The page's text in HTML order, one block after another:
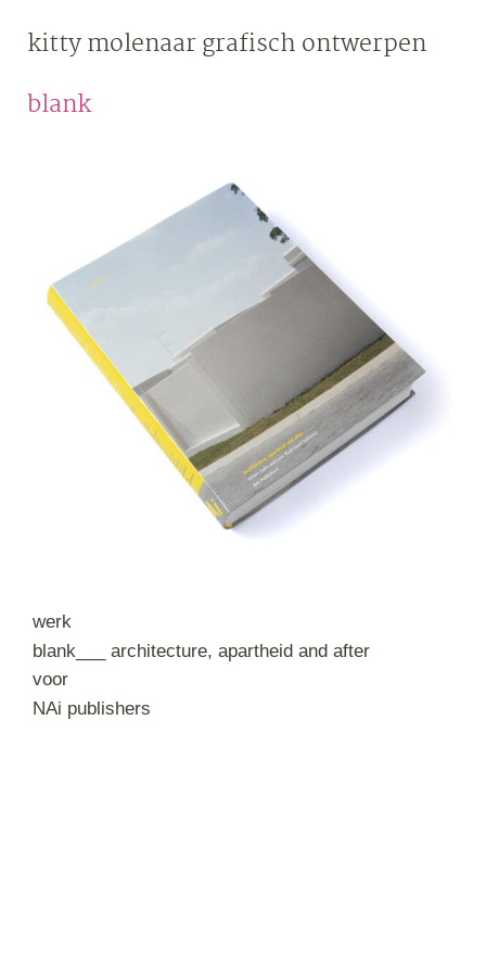
to
kitty molenaargrafisch ontwerpen
blank
werk
blank___ architecture, apartheid and after
voor
NAi publishers